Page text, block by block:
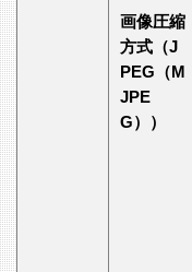
画像圧縮
方式（J
PEG（M
JPE
G））